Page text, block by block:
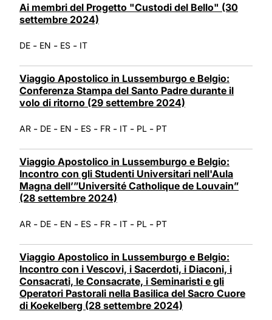
Ai membri del Progetto "Custodi del Bello" (30
settembre 2024)
DE - EN - ES - IT
Viaggio Apostolico in Lussemburgo e Belgio:
Conferenza Stampa del Santo Padre durante il
volo di ritorno (29 settembre 2024)
AR - DE - EN - ES - FR - IT - PL - PT
Viaggio Apostolico in Lussemburgo e Belgio:
Incontro con gli Studenti Universitari nell'Aula
Magna dell’”Université Catholique de Louvain”
(28 settembre 2024)
AR - DE - EN - ES - FR - IT - PL - PT
Viaggio Apostolico in Lussemburgo e Belgio:
Incontro con i Vescovi, i Sacerdoti, i Diaconi, i
Consacrati, le Consacrate, i Seminaristi e gli
Operatori Pastorali nella Basilica del Sacro Cuore
di Koekelberg (28 settembre 2024)